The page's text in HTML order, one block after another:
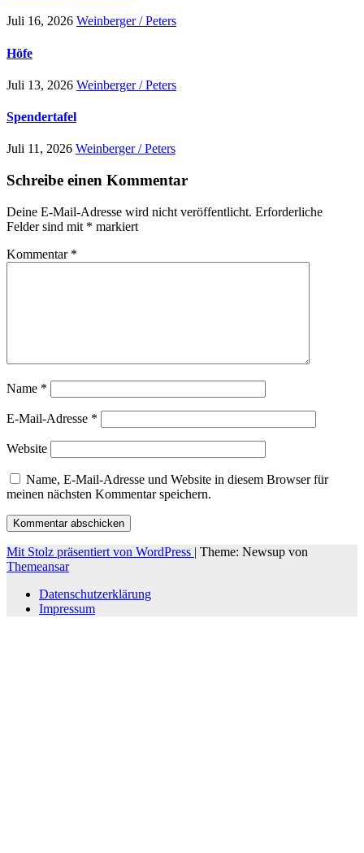
Juli 16, 2026 Weinberger / Peters
Höfe
Juli 13, 2026 Weinberger / Peters
Spendertafel
Juli 11, 2026 Weinberger / Peters
Schreibe einen Kommentar
Deine E-Mail-Adresse wird nicht veröffentlicht. Erforderliche
Felder sind mit * markiert
Kommentar *
Name *
E-Mail-Adresse *
Website
Name, E-Mail-Adresse und Website in diesem Browser für
meinen nächsten Kommentar speichern.
Mit Stolz präsentiert von WordPress | Theme: Newsup von
Themeansar
Datenschutzerklärung
Impressum